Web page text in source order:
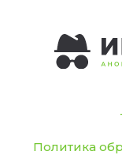
Политика